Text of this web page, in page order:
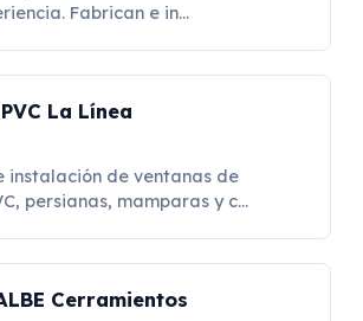
Fabrican e in...
La Línea
instalación de ventanas de
persianas, mamparas y c...
Cerramientos